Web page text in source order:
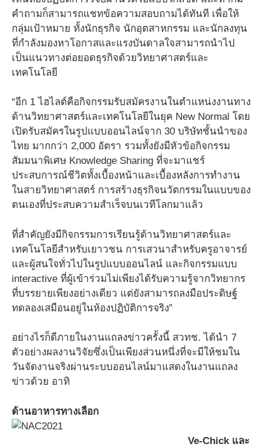
คำถามก็สามารถแชทข้อความสอบถามได้ทันที เพื่อให้
กลุ่มเป้าหมาย ทั้งนักธุรกิจ นักอุตสาหกรรม และนักลงทุน
ที่กำลังมองหาโอกาสและแรงบันดาลใจสามารถนำไป
เป็นแนวทางต่อยอดธุรกิจด้วยวิทยาศาสตร์และ
เทคโนโลยี
“อีก 1 ไฮไลต์คือกิจกรรมรับสมัครงานในตำแหน่งงานทาง
ด้านวิทยาศาสตร์และเทคโนโลยีในยุค New Normal โดย
เปิดรับสมัครในรูปแบบออนไลน์จาก 30 บริษัทชั้นนำของ
ไทย มากกว่า 2,000 อัตรา รวมทั้งยังมีหัวข้อกิจกรรม
สัมมนาพิเศษ Knowledge Sharing ที่จะมาแชร์
ประสบการณ์ชีวิตทั้งเบื้องหน้าและเบื้องหลังการทำงาน
ในสายวิทยาศาสตร์ การสร้างธุรกิจนวัตกรรมในแบบของ
ตนเองที่ประสบความสำเร็จบนเวทีโลกมาแล้ว
ที่สำคัญยังมีกิจกรรมการเรียนรู้ด้านวิทยาศาสตร์และ
เทคโนโลยีสำหรับเยาวชน การเสวนาสำหรับครูอาจารย์
และผู้สนใจทั่วไปในรูปแบบออนไลน์ และกิจกรรมแบบ
interactive ที่ผู้เข้าร่วมไม่เพียงได้รับความรู้จากวิทยากร
ที่บรรยายเพียงอย่างเดียว แต่ยังสามารถลงมือประดิษฐ์
ทดลองเสมือนอยู่ในห้องปฏิบัติการจริง”
อย่างไรก็ดีภายในงานแถลงข่าวครั้งนี้ สวทช. ได้นำ 7
ตัวอย่างผลงานวิจัยซึ่งเป็นเพียงส่วนหนึ่งที่จะมีให้ชมใน
วันจัดงานจริงผ่านระบบออนไลน์มาแสดงในงานแถลง
ข่าวด้วย อาทิ
ด้านอาหารทางเลือก
Ve-Chick และ